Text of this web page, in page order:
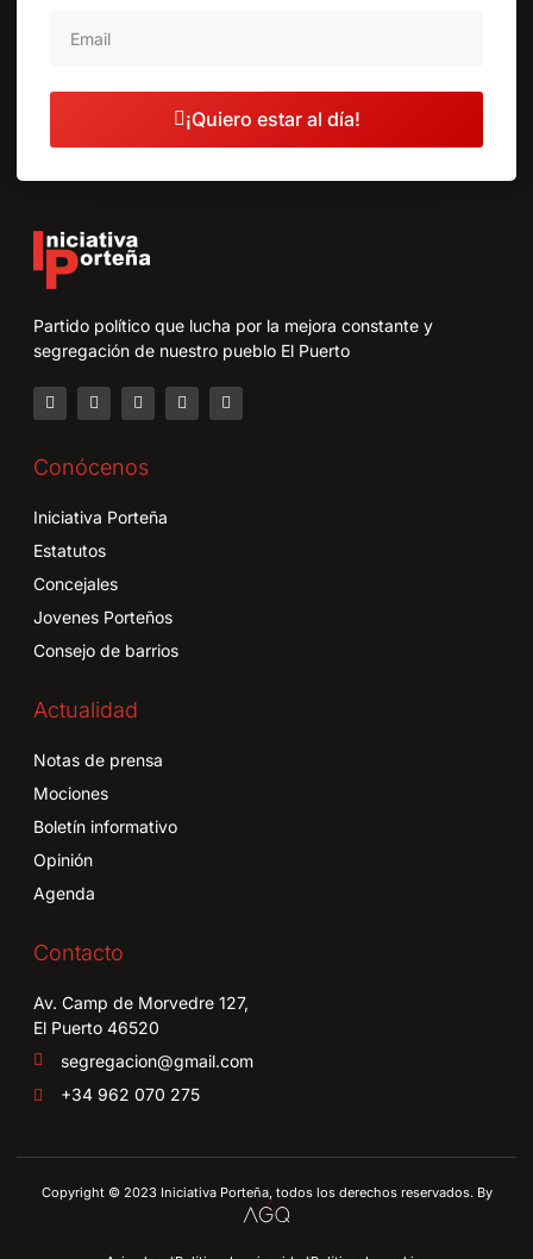
¡Quiero estar al día!
Partido político que lucha por la mejora constante y
segregación de nuestro pueblo El Puerto
Conócenos
Iniciativa Porteña
Estatutos
Concejales
Jovenes Porteños
Consejo de barrios
Actualidad
Notas de prensa
Mociones
Boletín informativo
Opinión
Agenda
Contacto
Av. Camp de Morvedre 127,
El Puerto 46520
segregacion@gmail.com
+34 962 070 275
Copyright © 2023 Iniciativa Porteña, todos los derechos reservados. By